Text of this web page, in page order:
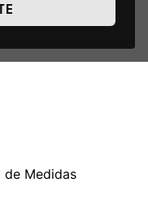
usaremos e quais
os dados
visita nosso site,
site, incluindo,
de Medidas